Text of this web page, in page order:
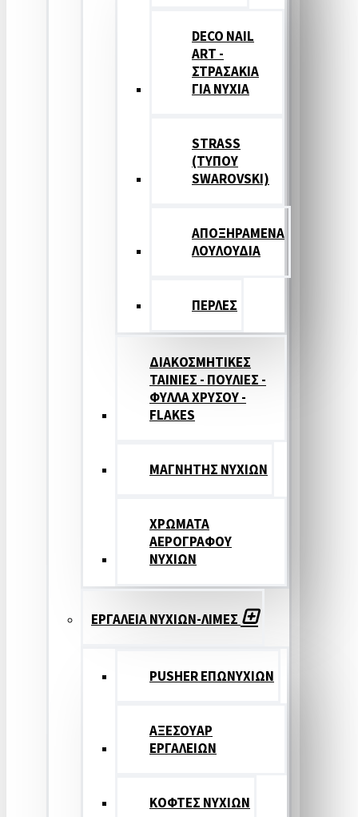
DECO NAIL
ART -
ΣΤΡΑΣΑΚΙΑ
ΓΙΑ ΝΥΧΙΑ
STRASS
(ΤΥΠΟΥ
SWAROVSKI)
ΑΠΟΞΗΡΑΜΕΝΑ
ΛΟΥΛΟΥΔΙΑ
ΠΕΡΛΕΣ
ΔΙΑΚΟΣΜΗΤΙΚΕΣ
ΤΑΙΝΙΕΣ - ΠΟΥΛΙΕΣ -
ΦΥΛΛΑ ΧΡΥΣΟΥ -
FLAKES
ΜΑΓΝΗΤΗΣ ΝΥΧΙΩΝ
ΧΡΩΜΑΤΑ
ΑΕΡΟΓΡΑΦΟΥ
ΝΥΧΙΩΝ
ΕΡΓΑΛΕΙΑ ΝΥΧΙΩΝ-ΛΙΜΕΣ
PUSHER ΕΠΩΝΥΧΙΩΝ
ΑΞΕΣΟΥΑΡ
ΕΡΓΑΛΕΙΩΝ
ΚΟΦΤΕΣ ΝΥΧΙΩΝ